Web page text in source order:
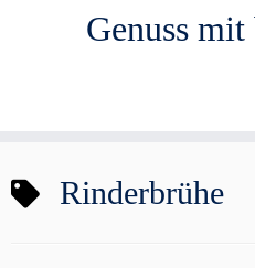
Inhalt
Genuss
Rinderbrühe